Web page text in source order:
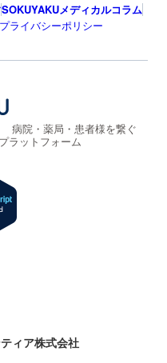
SOKUYAKUメディカルコラム
プライバシーポリシー
病院・薬局・患者様を繋ぐ
ラットフォーム
ィア株式会社